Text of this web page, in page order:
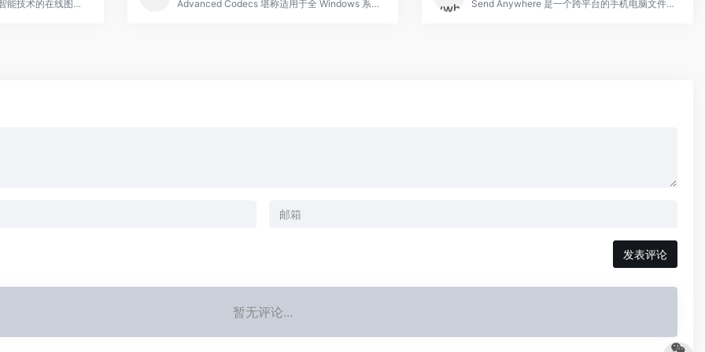
RemoveBG是一款基于人工智能技术的在线图片处理工具，致力于为用户提供高效、精准的一键去除背景服务。 Advanced Codecs 堪称适用于全 Windows 系统的全能影音解码神器。它由外国网友精心打造，对电脑毫无负担。若你观看影片时出现有声音无画面，或有画面无声音的状况，安装它就是绝佳选择。 Send Anywhere 是一个跨平台的手机电脑文件传输工具，能够帮助我们在手机、平板、电脑之间非常方便的传输文件，帮助我们轻松的在各种设备之间传输各种类型的文件，如照片，视频，文档和音乐等，Send Anywhere无需登录，不需要云存储，也不需要数据线
发表评论
暂无评论...